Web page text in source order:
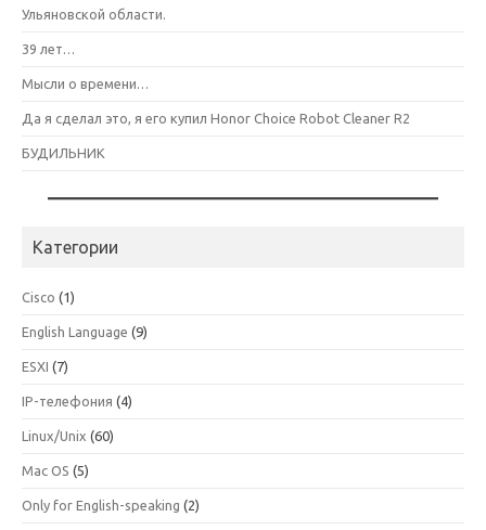
Ульяновской области.
39 лет…
Мысли о времени…
Да я сделал это, я его купил Honor Choice Robot Cleaner R2
БУДИЛЬНИК
Категории
Cisco (1)
English Language (9)
ESXI (7)
IP-телефония (4)
Linux/Unix (60)
Mac OS (5)
Only for English-speaking (2)